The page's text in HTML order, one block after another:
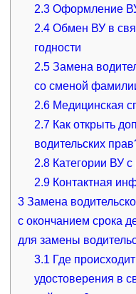
2.3 Оформление
2.4 Обмен ВУ в
годности
2.5 Замена
со сменой
2.6 Медицинская
2.7 Как открыть
водительских
2.8 Категории ВУ
2.9 Контактная
3Замена
с окончанием срока
для замены
3.1 Где
удостоверения в